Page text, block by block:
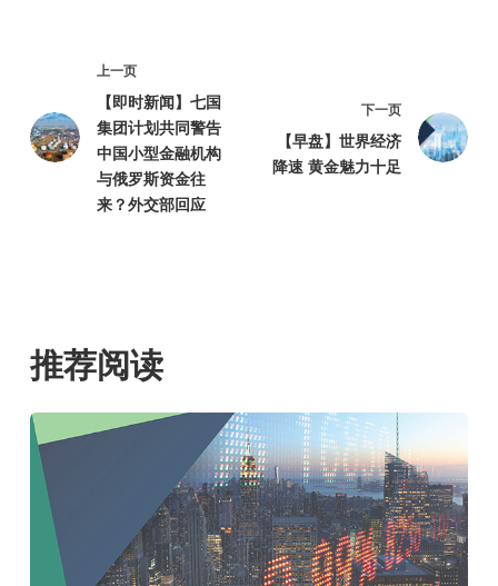
上一页
【即时新闻】七国
集团计划共同警告
中国小型金融机构
与俄罗斯资金往
来？外交部回应
下一页
【早盘】世界经济
降速 黄金魅力十足
推荐阅读